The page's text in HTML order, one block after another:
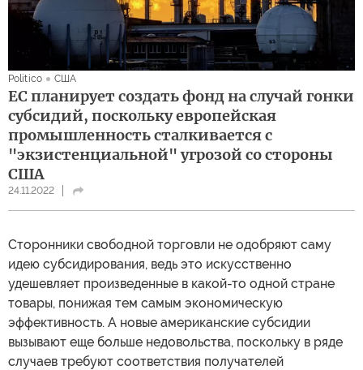
Politico США
ЕС планирует создать фонд на случай гонки
субсидий, поскольку европейская
промышленность сталкивается с
"экзистенциальной" угрозой со стороны
США
24.11.2022
Сторонники свободной торговли не одобряют саму
идею субсидирования, ведь это искусственно
удешевляет произведенные в какой-то одной стране
товары, понижая тем самым экономическую
эффективность. А новые американские субсидии
вызывают еще больше недовольства, поскольку в ряде
случаев требуют соответствия получателей